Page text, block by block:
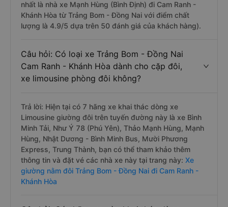
nhất là nhà xe Mạnh Hùng (Bình Định) đi Cam Ranh -
Khánh Hòa từ Trảng Bom - Đồng Nai với điểm chất
lượng là 4.9/5 dựa trên 50 đánh giá của khách hàng).
Câu hỏi: Có loại xe Trảng Bom - Đồng Nai
Cam Ranh - Khánh Hòa dành cho cặp đôi,
xe limousine phòng đôi không?
Trả lời: Hiện tại có 7 hãng xe khai thác dòng xe
Limousine giường đôi trên tuyến đường này là xe Bình
Minh Tải, Như Ý 78 (Phú Yên), Thảo Mạnh Hùng, Mạnh
Hùng, Nhật Dương - Bình Minh Bus, Mười Phương
Express, Trung Thành, bạn có thể tham khảo thêm
thông tin và đặt vé các nhà xe này tại trang này: Xe
giường nằm đôi Trảng Bom - Đồng Nai đi Cam Ranh -
Khánh Hòa